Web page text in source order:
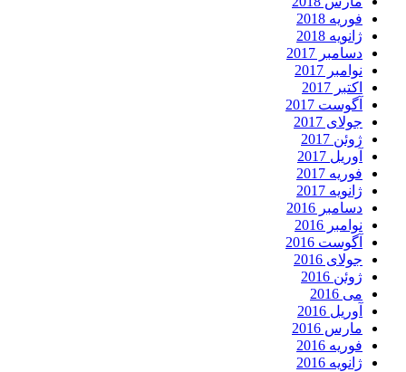
فوریه 2018
ژانویه 2018
دسامبر 2017
نوامبر 2017
اکتبر 2017
آگوست 2017
جولای 2017
ژوئن 2017
آوریل 2017
فوریه 2017
ژانویه 2017
دسامبر 2016
نوامبر 2016
آگوست 2016
جولای 2016
ژوئن 2016
می 2016
آوریل 2016
مارس 2016
فوریه 2016
ژانویه 2016